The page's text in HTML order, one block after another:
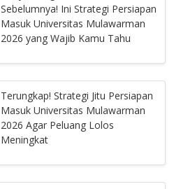
Sebelumnya! Ini Strategi Persiapan
Masuk Universitas Mulawarman
2026 yang Wajib Kamu Tahu
Terungkap! Strategi Jitu Persiapan
Masuk Universitas Mulawarman
2026 Agar Peluang Lolos
Meningkat